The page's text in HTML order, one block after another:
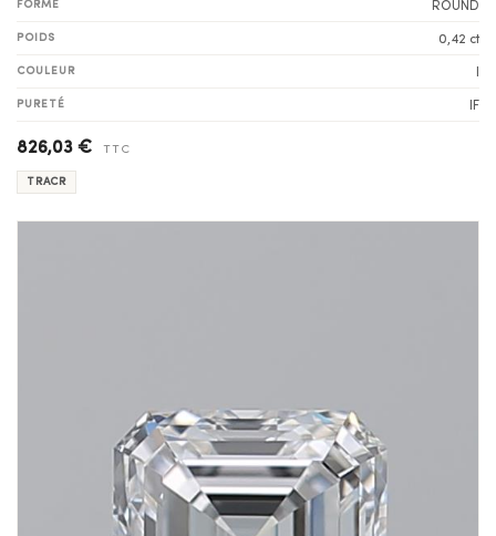
FORME ROUND
POIDS 0,42 ct
COULEUR
PURETÉ IF
826,03 € TTC
TRACR